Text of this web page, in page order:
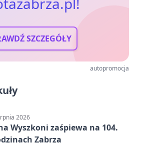
SZCZEGÓŁY
autopromocja
2026
Wyszkoni zaśpiewa na 104.
Zabrza